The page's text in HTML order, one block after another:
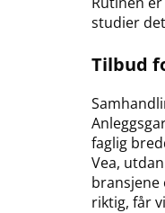
studier
Tilbud
faglig
Vea,
bransjene
riktig, får